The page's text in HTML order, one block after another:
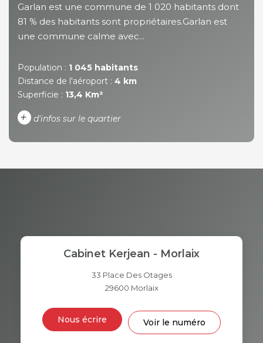
Garlan est une commune de 1 020 habitants dont
81 % des habitants sont propriétaires.Garlan est
une commune calme avec...
Population : 1 045 habitants
Distance de l'aéroport : 4 km
Superficie : 13,4 Km²
+ d'infos sur le quartier
TAXE FONCIÈRE
PART DES MÉNAGES SANS
VOITURE
RÉSULTATS DES LYCÉES ECOLES ET CRÈCHES
Cabinet Kerjean - Morlaix
33 Place Des Otages
29600 Morlaix
Nous écrire Voir le numéro